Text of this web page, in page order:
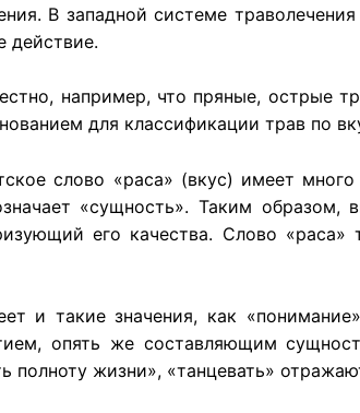
В западной системе
действие.
например, что пряные, острые
для классификации трав по
слово «раса» (вкус) имеет
«сущность». Таким образом,
его качества. Слово
и такие значения, как
опять же составляющим
полноту жизни», «танцевать»